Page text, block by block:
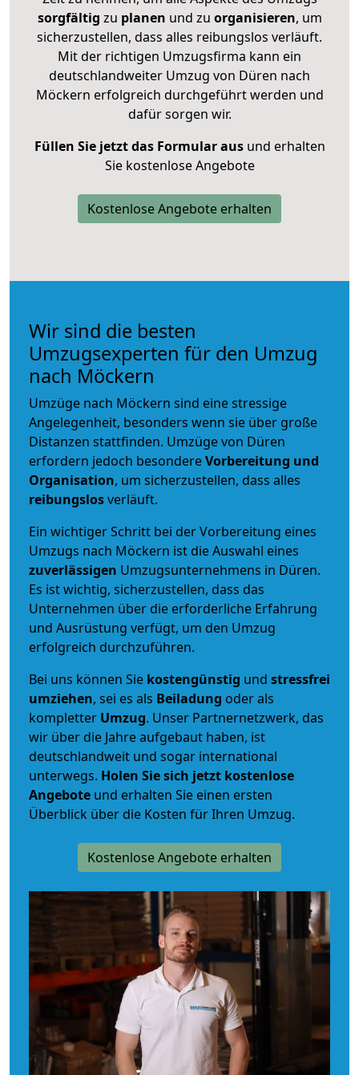
sorgfältig zu planen und zu organisieren, um
sicherzustellen, dass alles reibungslos verläuft.
Mit der richtigen Umzugsfirma kann ein
deutschlandweiter Umzug von Düren nach
Möckern erfolgreich durchgeführt werden und
dafür sorgen wir.
Füllen Sie jetzt das Formular ausund erhalten
Sie kostenlose Angebote
Kostenlose Angebote erhalten
Wir sind die besten
Umzugsexperten für den Umzug
nach Möckern
Umzüge nach Möckern sind eine stressige
Angelegenheit, besonders wenn sie über große
Distanzen stattfinden. Umzüge von Düren
erfordern jedoch besondereVorbereitung und
Organisation, um sicherzustellen, dass alles
reibungslosverläuft.
Ein wichtiger Schritt bei der Vorbereitung eines
Umzugs nach Möckern ist die Auswahl eines
zuverlässigen Umzugsunternehmens in Düren.
Es ist wichtig, sicherzustellen, dass das
Unternehmen über die erforderliche Erfahrung
und Ausrüstung verfügt, um den Umzug
erfolgreich durchzuführen.
Bei uns können Sie kostengünstig und stressfrei
umziehen, sei es als Beiladung oder als
kompletter Umzug. Unser Partnernetzwerk, das
wir über die Jahre aufgebaut haben, ist
deutschlandweit und sogar international
unterwegs. Holen Sie sich jetzt kostenlose
Angebote und erhalten Sie einen ersten
Überblick über die Kosten für Ihren Umzug.
Kostenlose Angebote erhalten